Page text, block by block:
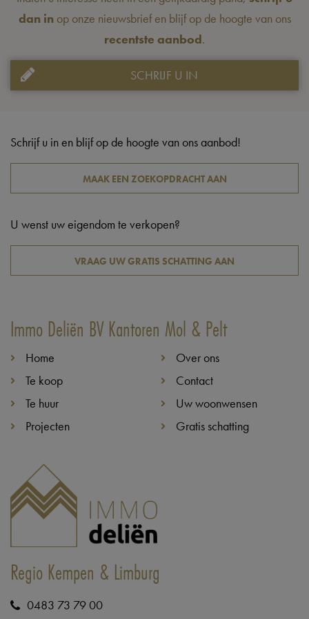
dan in op onze nieuwsbrief en blijf op de hoogte van ons
recentste aanbod.
SCHRIJF U IN
Regio Kempen & Limburg
0483 73 79 00
Immo Deliën BV Kantoren Mol & Pelt
Home
Te koop
Te huur
Projecten
Over ons
Contact
Uw woonwensen
Gratis schatting
Schrijf u in en blijf op de hoogte van ons aanbod!
MAAK EEN ZOEKOPDRACHT AAN
U wenst uw eigendom te verkopen?
VRAAG UW GRATIS SCHATTING AAN